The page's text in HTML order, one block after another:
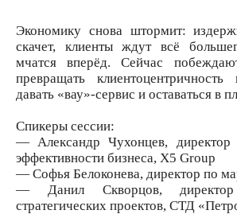
Экономику снова штормит:
скачет, клиенты ждут всё
мчатся вперёд. Сейчас
превращать
давать «вау»-сервис и оставаться в
Спикеры сессии:
— Александр Чухонцев,
эффективности бизнеса, X5 Group
— Софья Белоконева, директор по
— Данил Скворцов,
стратегических проектов, СТД